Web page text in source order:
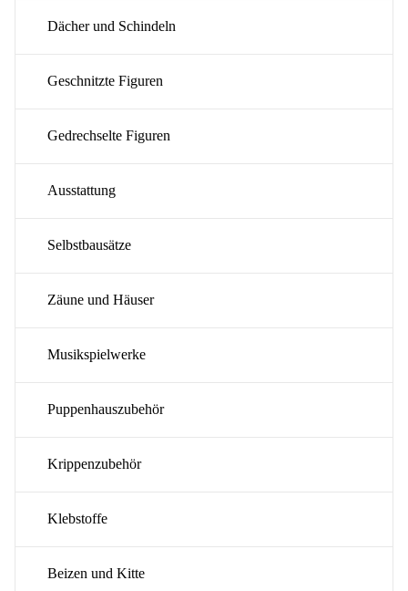
Dächer und Schindeln
Geschnitzte Figuren
Gedrechselte Figuren
Ausstattung
Selbstbausätze
Zäune und Häuser
Musikspielwerke
Puppenhauszubehör
Krippenzubehör
Klebstoffe
Beizen und Kitte